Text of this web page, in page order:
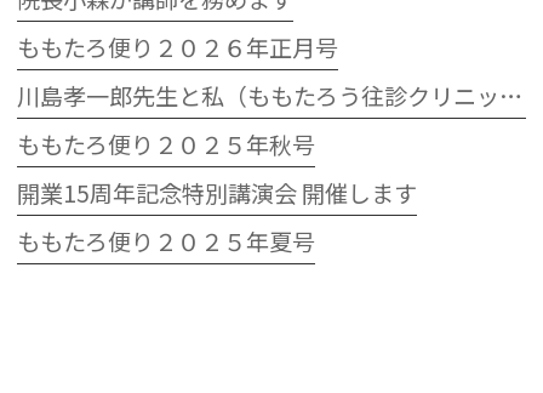
ももたろ便り２０２６年正月号
川島孝一郎先生と私（ももたろう往診クリニック開院15周年記念特別講演会）
ももたろ便り２０２５年秋号
開業15周年記念特別講演会 開催します
ももたろ便り２０２５年夏号